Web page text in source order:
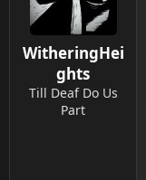
WitheringHei
ghts
Till Deaf Do Us
Part